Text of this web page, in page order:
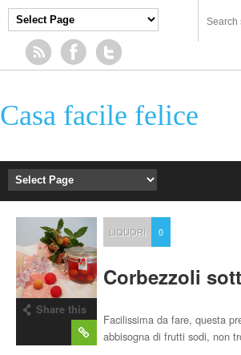
Casa facile felice
Share this
LIQUORI 0
Corbezzoli
Facilissima da fare, questa
abbisogna di frutti sodi, non